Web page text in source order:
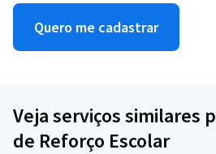
Quero me cadastrar
Veja serviços similares
de Reforço Escolar